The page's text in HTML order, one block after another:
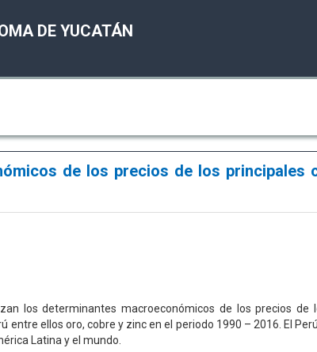
DE YUCATÁN
de los precios de los principales
los determinantes macroeconómicos de los precios de
ellos oro, cobre y zinc en el periodo 1990 – 2016. El
Latina y el mundo.